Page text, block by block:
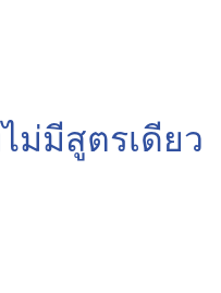
ม่มีสูตรเดียว